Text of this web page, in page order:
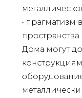
• прагматизм
пространства.
Дома могут